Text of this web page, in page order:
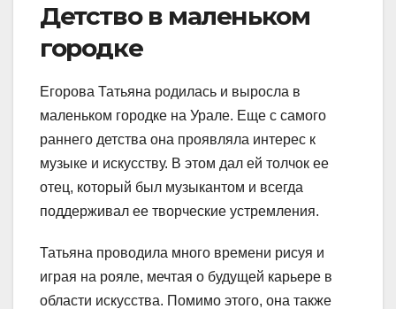
Детство в маленьком
городке
Егорова Татьяна родилась и выросла в
маленьком городке на Урале. Еще с самого
раннего детства она проявляла интерес к
музыке и искусству. В этом дал ей толчок ее
отец, который был музыкантом и всегда
поддерживал ее творческие устремления.
Татьяна проводила много времени рисуя и
играя на рояле, мечтая о будущей карьере в
области искусства. Помимо этого, она также